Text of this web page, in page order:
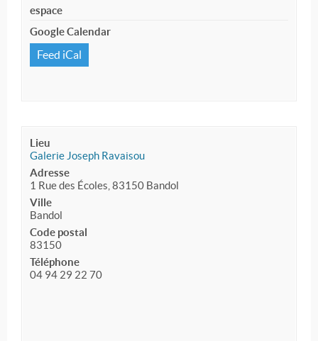
espace
Google Calendar
Feed iCal
Lieu
Galerie Joseph Ravaisou
Adresse
1 Rue des Écoles, 83150 Bandol
Ville
Bandol
Code postal
83150
Téléphone
04 94 29 22 70